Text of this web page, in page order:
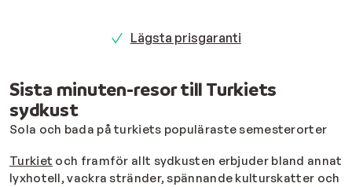
Lägsta prisgaranti
Sista minuten-resor till Turkiets
sydkust
Sola och bada på turkiets populäraste semesterorter
Turkiet och framför allt sydkusten erbjuder bland annat
lyxhotell, vackra stränder, spännande kulturskatter och